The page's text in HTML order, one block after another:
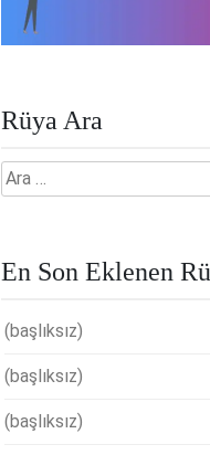
Rüya Ara
Arama:
En Son Eklenen
(başlıksız)
(başlıksız)
(başlıksız)